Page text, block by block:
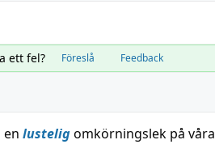
ett fel? Föreslå Feedback
en lusteligomkörningslek på våra